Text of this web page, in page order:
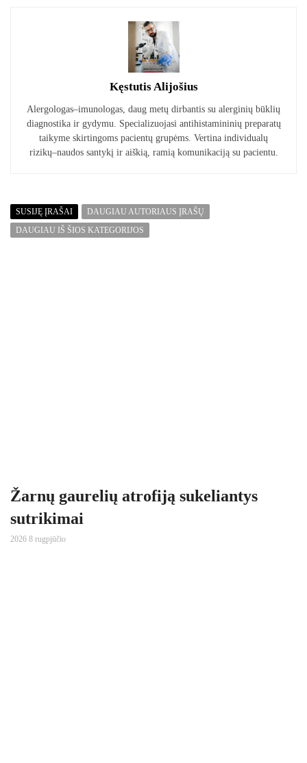
Kęstutis Alijošius
Alergologas–imunologas, daug metų dirbantis su alerginių būklių
diagnostika ir gydymu. Specializuojasi antihistamininių preparatų
taikyme skirtingoms pacientų grupėms. Vertina individualų
rizikų–naudos santykį ir aiškią, ramią komunikaciją su pacientu.
SUSIJĘ ĮRAŠAI
DAUGIAU AUTORIAUS ĮRAŠŲ
DAUGIAU IŠ ŠIOS KATEGORIJOS
Žarnų gaurelių atrofiją sukeliantys
sutrikimai
2026 8 rugpjūčio